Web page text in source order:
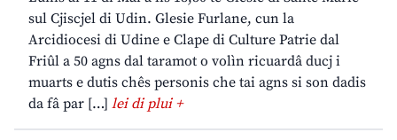
sul Cjiscjel di Udin. Glesie Furlane, cun la
Arcidiocesi di Udine e Clape di Culture Patrie dal
Friûl a 50 agns dal taramot o volìn ricuardâ ducj i
muarts e dutis chês personis che tai agns si son dadis
da fâ par […] lei di plui +